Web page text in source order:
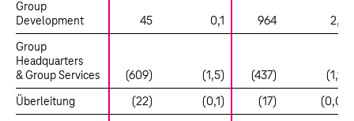
Group
Development
45 0,1 964 2,4
Group
Headquarters
& Group Services
(609) (1,5) (437) (1,1)
Überleitung (22) (0,1) (17) (0,0)